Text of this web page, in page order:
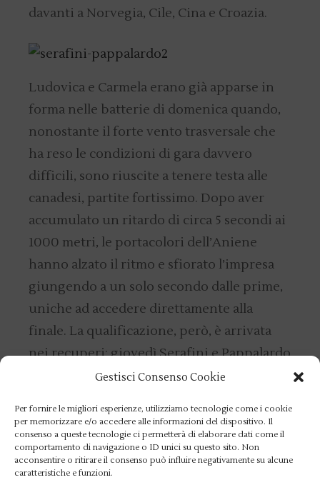
Gestisci Consenso Cookie
Per fornire le migliori esperienze, utilizziamo tecnologie come i cookie
per memorizzare e/o accedere alle informazioni del dispositivo. Il
consenso a queste tecnologie ci permetterà di elaborare dati come il
comportamento di navigazione o ID unici su questo sito. Non
acconsentire o ritirare il consenso può influire negativamente su alcune
caratteristiche e funzioni.
davanti a Norvegia, Cile, Cina e Croazia.
Ludovica e Carmela erano già apparse in
forma nelle batterie di domenica quando,
nonostante il forte vento trasversale che
ha reso le condizioni di gara davvero
difficili, sono riuscite a tenere testa alle
canadesi, partite fortissimo. Dopo aver
accumulato un ritardo di circa 5 secondi ai
1000 metri, le portacolori dell’Aniene
hanno alzato il ritmo e sfiorato l’impresa
giungendo a un solo secondo dalle prime,
uniche ad accedere direttamente alla
finale. La qualificazione, però, è arrivata
nei recuperi: giovedì Serafini e Pappalardo
dovranno vedersela con USA, Canada,
decisiva per l’assegnazione delle medaglie.
In un campo di gara con il moto ondoso ai
limiti della praticabilità, esordio